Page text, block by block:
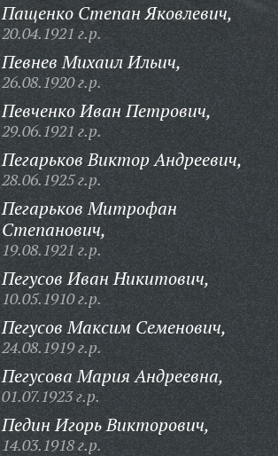
Пащенко Степан Яковлевич,
20.04.1921 г.р.
Певнев Михаил Ильич,
26.08.1920 г.р.
Певченко Иван Петрович,
29.06.1921 г.р.
Пегарьков Виктор Андреевич,
28.06.1925 г.р.
Пегарьков Митрофан
Степанович,
19.08.1921 г.р.
Пегусов Иван Никитович,
10.05.1910 г.р.
Пегусов Максим Семенович,
24.08.1919 г.р.
Пегусова Мария Андреевна,
01.07.1923 г.р.
Педин Игорь Викторович,
14.03.1918 г.р.